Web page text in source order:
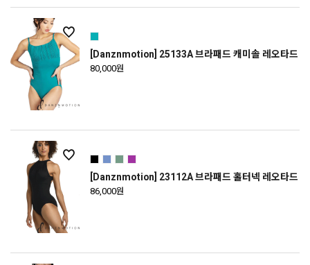
[Danznmotion] 25133A 브라패드 캐미솔 레오타드
80,000원
[Danznmotion] 23112A 브라패드 홀터넥 레오타드
86,000원